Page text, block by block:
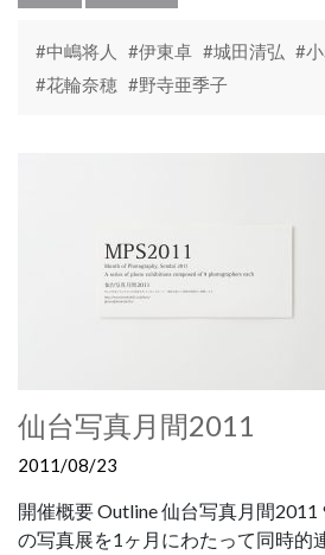
#中嶋将人 #伊東卓 #城田清弘 #
#花輪奈穂 #野寺亜季子
仙台写真月間2011
2011/08/23
開催概要 Outline 仙台写真月間
の写真展を1ヶ月にわたって同時的